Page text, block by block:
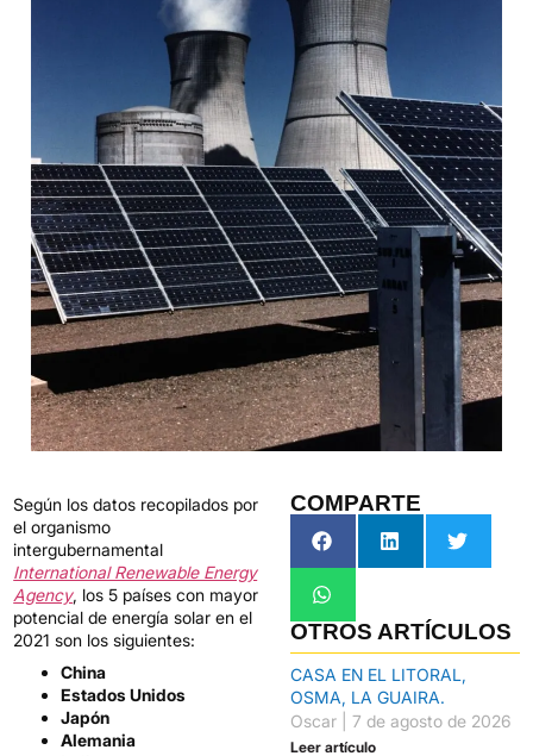
Según los datos recopilados por
el organismo
intergubernamental
International Renewable Energy
Agency, los 5 países con mayor
potencial de energía solar en el
2021 son los siguientes:
China
Estados Unidos
Japón
Alemania
COMPARTE
OTROS ARTÍCULOS
CASA EN EL LITORAL,
OSMA, LA GUAIRA.
Oscar
7 de agosto de 2026
Leer artículo